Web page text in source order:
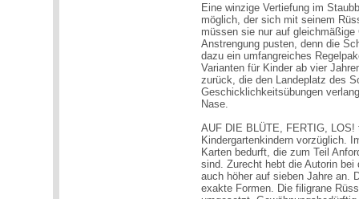
Eine winzige Vertiefung im
möglich, der sich mit seinem
müssen sie nur auf
Anstrengung pusten, denn die
dazu ein umfangreiches
Varianten für Kinder ab vier
zurück, die den Landeplatz des
Geschicklichkeitsübungen
Nase.
AUF DIE BLÜTE, FERTIG,
Kindergartenkindern vorzüglich.
Karten bedurft, die zum Teil
sind. Zurecht hebt die Autorin
auch höher auf sieben Jahre an.
exakte Formen. Die filigrane